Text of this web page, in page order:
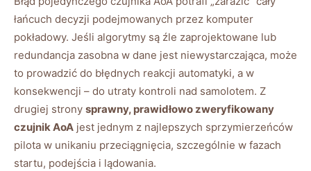
łańcuch decyzji podejmowanych przez komputer
pokładowy. Jeśli algorytmy są źle zaprojektowane lub
redundancja zasobna w dane jest niewystarczająca, może
to prowadzić do błędnych reakcji automatyki, a w
konsekwencji – do utraty kontroli nad samolotem. Z
drugiej strony sprawny, prawidłowo zweryfikowany
czujnik AoA jest jednym z najlepszych sprzymierzeńców
pilota w unikaniu przeciągnięcia, szczególnie w fazach
startu, podejścia i lądowania.